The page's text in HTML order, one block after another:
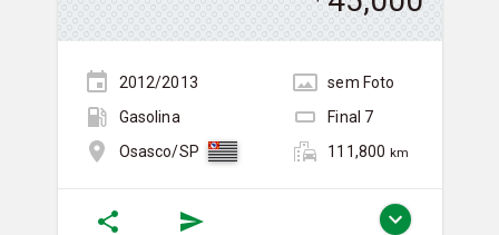
2012/2013 sem Foto
Gasolina
Final 7
Osasco/SP
111,800 km